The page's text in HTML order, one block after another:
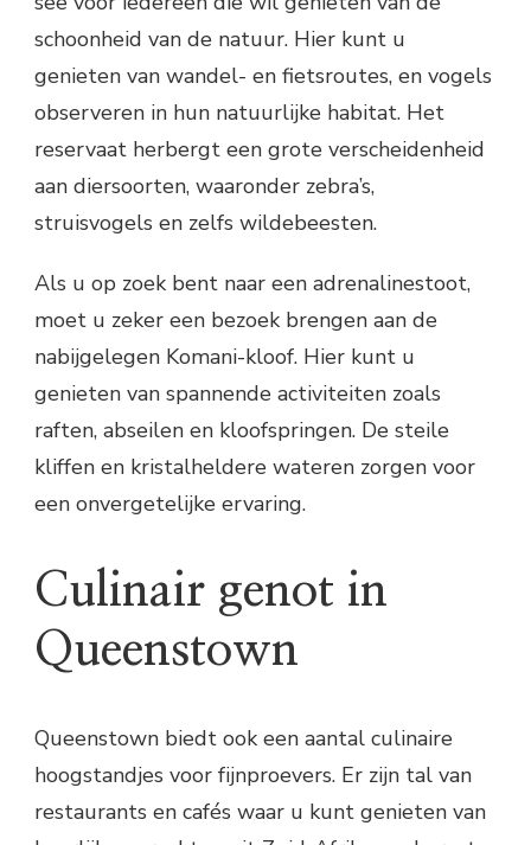
schoonheid van de natuur. Hier kunt u
genieten van wandel- en fietsroutes, en vogels
observeren in hun natuurlijke habitat. Het
reservaat herbergt een grote verscheidenheid
aan diersoorten, waaronder zebra’s,
struisvogels en zelfs wildebeesten.
Als u op zoek bent naar een adrenalinestoot,
moet u zeker een bezoek brengen aan de
nabijgelegen Komani-kloof. Hier kunt u
genieten van spannende activiteiten zoals
raften, abseilen en kloofspringen. De steile
kliffen en kristalheldere wateren zorgen voor
een onvergetelijke ervaring.
Culinair genot in
Queenstown
Queenstown biedt ook een aantal culinaire
hoogstandjes voor fijnproevers. Er zijn tal van
restaurants en cafés waar u kunt genieten van